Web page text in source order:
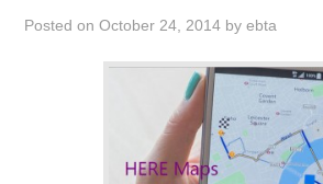
HASIL PENCARIAN
Posted onOctober 24, 2014 byebta